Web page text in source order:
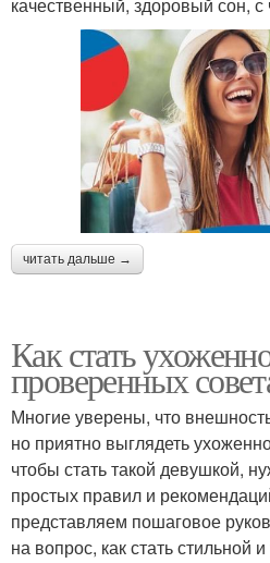
читать дальше →
Как стать
проверенных
Многие уверены, что
но приятно выглядеть
чтобы стать такой девушкой,
простых правил и
представляем пошаговое
на вопрос, как стать стильной